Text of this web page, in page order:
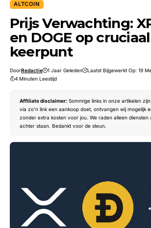
ALTCOIN
Prijs Verwachting:
en DOGE op cruciaal
keerpunt
DoorRedactie 1 Jaar Geleden
Laatst Bijgewerkt Op: 19
4 Minuten Leestijd
Affiliate disclaimer: Sommige links in onze artikelen
via zo’n link een aankoop doet, ontvangen wij mogelijk
zonder extra kosten voor jou. We raden alleen
achter staan. Bedankt voor de steun.